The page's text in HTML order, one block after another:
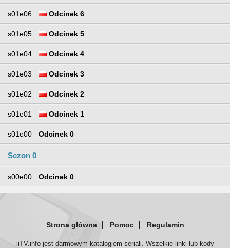
s01e06 Odcinek 6
s01e05 Odcinek 5
s01e04 Odcinek 4
s01e03 Odcinek 3
s01e02 Odcinek 2
s01e01 Odcinek 1
s01e00 Odcinek 0
Sezon 0
s00e00 Odcinek 0
Strona główna Pomoc Regulamin
iiTV.info jest darmowym katalogiem seriali. Wszelkie linki lub kody